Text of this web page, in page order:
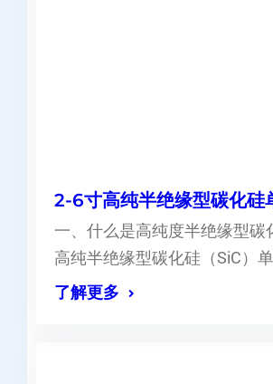
2-6寸高纯半绝缘型碳化硅
一、什么是高纯度半绝缘型碳
高纯半绝缘型碳化硅（SiC）
了解更多